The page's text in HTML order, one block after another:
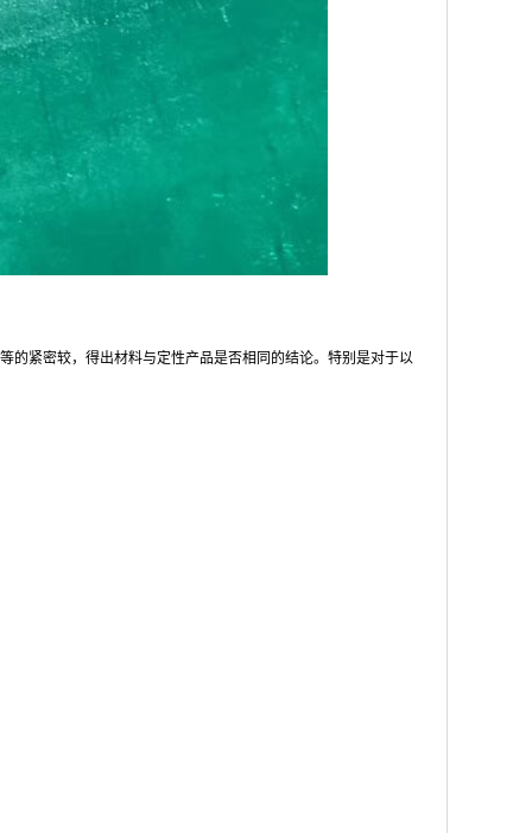
的紧密较，得出材料与定性产品是否相同的结论。特别是对于以